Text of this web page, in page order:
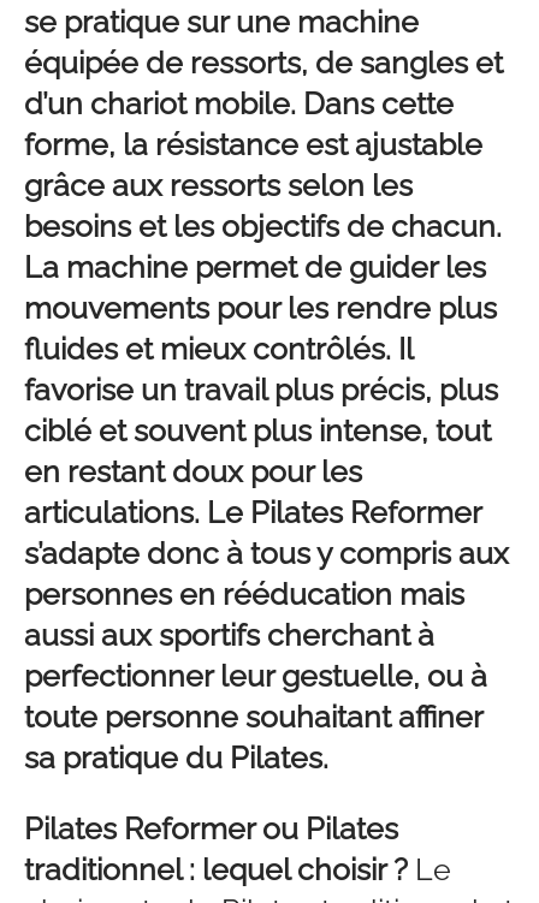
se pratique sur une machine
équipée de ressorts, de sangles et
d’un chariot mobile. Dans cette
forme, la résistance est ajustable
grâce aux ressorts selon les
besoins et les objectifs de chacun.
La machine permet de guider les
mouvements pour les rendre plus
fluides et mieux contrôlés. Il
favorise un travail plus précis, plus
ciblé et souvent plus intense, tout
en restant doux pour les
articulations. Le Pilates Reformer
s’adapte donc à tous y compris aux
personnes en rééducation mais
aussi aux sportifs cherchant à
perfectionner leur gestuelle, ou à
toute personne souhaitant affiner
sa pratique du Pilates.
Pilates Reformer ou Pilates
traditionnel : lequel choisir ? Le